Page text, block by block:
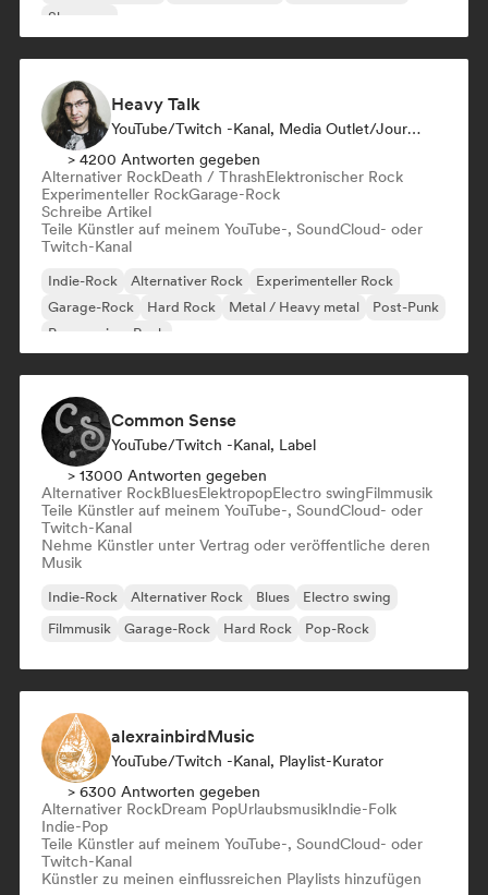
Shoegaze
Heavy Talk
YouTube/Twitch -Kanal, Media Outlet/Journalist
> 4200 Antworten gegeben
Alternativer RockDeath / ThrashElektronischer Rock
Experimenteller RockGarage-Rock
Schreibe Artikel
Teile Künstler auf meinem YouTube-, SoundCloud- oder
Twitch-Kanal
Indie-Rock Alternativer Rock
Experimenteller Rock
Garage-Rock
Hard Rock Metal / Heavy metal
Post-Punk
Progressiver Rock
Common Sense
YouTube/Twitch -Kanal, Label
> 13000 Antworten gegeben
Alternativer RockBluesElektropopElectro swingFilmmusik
Teile Künstler auf meinem YouTube-, SoundCloud- oder
Twitch-Kanal
Nehme Künstler unter Vertrag oder veröffentliche deren
Musik
Indie-Rock Alternativer Rock Blues
Electro swing
Filmmusik
Garage-Rock Hard Rock Pop-Rock
alexrainbirdMusic
YouTube/Twitch -Kanal, Playlist-Kurator
> 6300 Antworten gegeben
Alternativer RockDream PopUrlaubsmusikIndie-Folk
Indie-Pop
Teile Künstler auf meinem YouTube-, SoundCloud- oder
Twitch-Kanal
Künstler zu meinen einflussreichen Playlists hinzufügen